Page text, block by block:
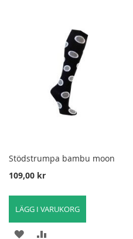
ÖNSKELISTA
JÄMFÖRA
Stödstrumpa bambu moon
109,00 kr
LÄGG I VARUKORG
LÄGG